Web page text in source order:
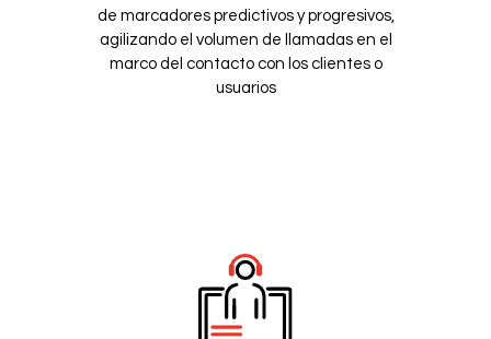
de marcadores predictivos y progresivos,
agilizando el volumen de llamadas en el
marco del contacto con los clientes o
usuarios